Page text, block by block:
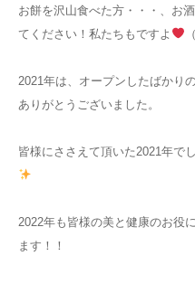
お餅を沢山食べた方・・・、お
てください！私たちもですよ
2021年は、オープンしたばかり
ありがとうございました。
皆様にささえて頂いた2021年で
2022年も皆様の美と健康のお役
ます！！